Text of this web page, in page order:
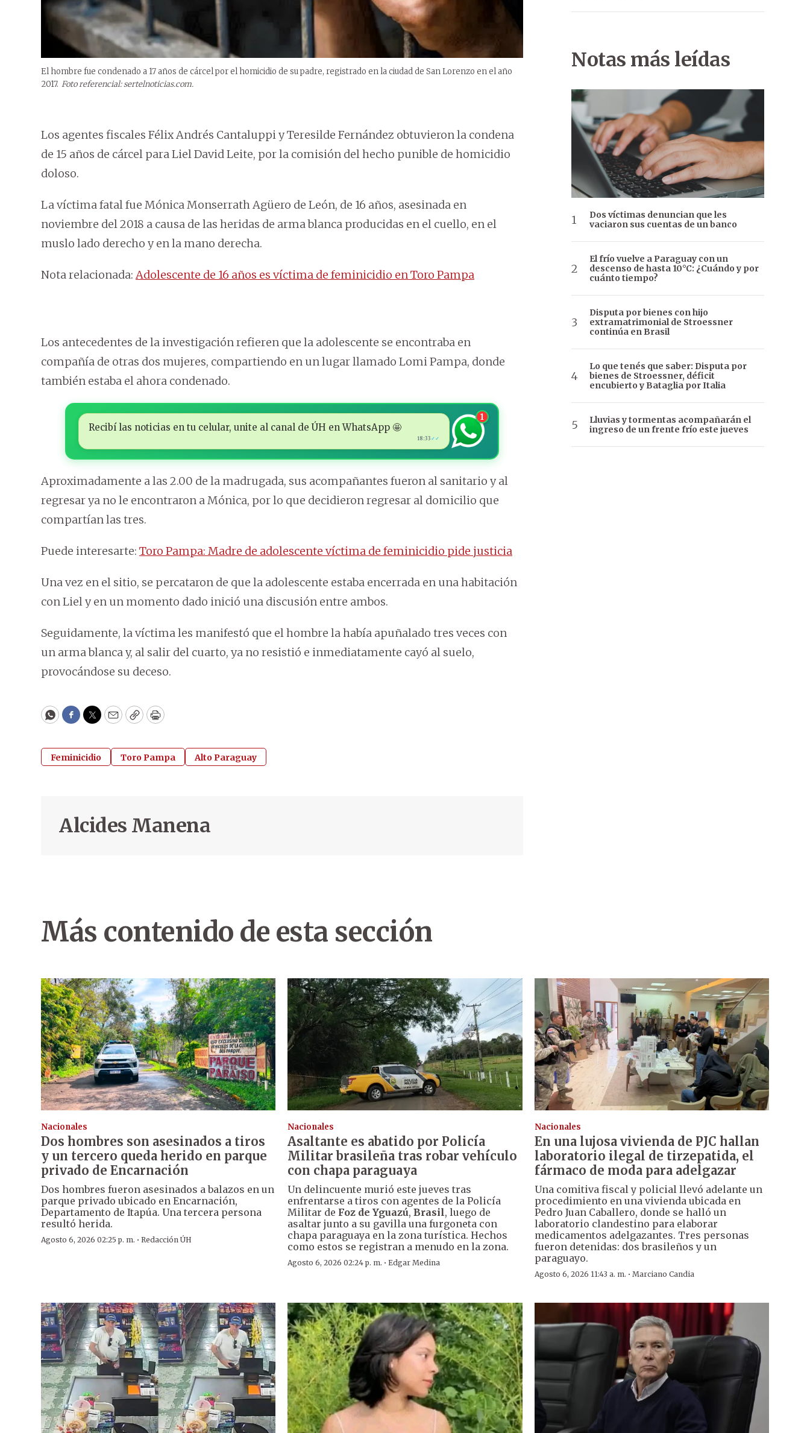
El hombre fue condenado a 17 años de cárcel por el homicidio de su padre, registrado en la ciudad de San Lorenzo en el año
2017. Foto referencial: sertelnoticias.com.
Los agentes fiscales Félix Andrés Cantaluppi y Teresilde Fernández obtuvieron la condena
de 15 años de cárcel para Liel David Leite, por la comisión del hecho punible de homicidio
doloso.
La víctima fatal fue Mónica Monserrath Agüero de León, de 16 años, asesinada en
noviembre del 2018 a causa de las heridas de arma blanca producidas en el cuello, en el
muslo lado derecho y en la mano derecha.
Nota relacionada: Adolescente de 16 años es víctima de feminicidio en Toro Pampa
Los antecedentes de la investigación refieren que la adolescente se encontraba en
compañía de otras dos mujeres, compartiendo en un lugar llamado Lomi Pampa, donde
también estaba el ahora condenado.
Recibí las noticias en tu celular, unite al canal de ÚH en WhatsApp 🤩
18:33 ✓✓
1
Aproximadamente a las 2.00 de la madrugada, sus acompañantes fueron al sanitario y al
regresar ya no le encontraron a Mónica, por lo que decidieron regresar al domicilio que
compartían las tres.
Puede interesarte: Toro Pampa: Madre de adolescente víctima de feminicidio pide justicia
Una vez en el sitio, se percataron de que la adolescente estaba encerrada en una habitación
con Liel y en un momento dado inició una discusión entre ambos.
Seguidamente, la víctima les manifestó que el hombre la había apuñalado tres veces con
un arma blanca y, al salir del cuarto, ya no resistió e inmediatamente cayó al suelo,
provocándose su deceso.
WhatsApp
Facebook
Twitter
EmailCopyPrint
Feminicidio Toro Pampa Alto Paraguay
Alcides Manena
Notas más leídas
Dos víctimas denuncian que les
vaciaron sus cuentas de un banco
El frío vuelve a Paraguay con un
descenso de hasta 10°C: ¿Cuándo y por
cuánto tiempo?
Disputa por bienes con hijo
extramatrimonial de Stroessner
continúa en Brasil
Lo que tenés que saber: Disputa por
bienes de Stroessner, déficit
encubierto y Bataglia por Italia
Lluvias y tormentas acompañarán el
ingreso de un frente frío este jueves
Más contenido de esta sección
Nacionales
Dos hombres son asesinados a tiros
y un tercero queda herido en parque
privado de Encarnación
Dos hombres fueron asesinados a balazos en un
parque privado ubicado en Encarnación,
Departamento de Itapúa. Una tercera persona
resultó herida.
Agosto 6, 2026 02:25 p. m. · Redacción ÚH
Nacionales
Asaltante es abatido por Policía
Militar brasileña tras robar vehículo
con chapa paraguaya
Un delincuente murió este jueves tras
enfrentarse a tiros con agentes de la Policía
Militar de Foz de Yguazú,Brasil, luego de
asaltar junto a su gavilla una furgoneta con
chapa paraguaya en la zona turística. Hechos
como estos se registran a menudo en la zona.
Agosto 6, 2026 02:24 p. m. ·Edgar Medina
Nacionales
En una lujosa vivienda de PJC hallan
laboratorio ilegal de tirzepatida, el
fármaco de moda para adelgazar
Una comitiva fiscal y policial llevó adelante un
procedimiento en una vivienda ubicada en
Pedro Juan Caballero, donde se halló un
laboratorio clandestino para elaborar
medicamentos adelgazantes. Tres personas
fueron detenidas: dos brasileños y un
paraguayo.
Agosto 6, 2026 11:43 a. m. · Marciano Candia